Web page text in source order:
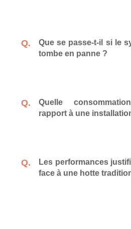
Que se passe-t-il si le
tombe en panne ?
Quelle
rapport à une
Les performances
face à une hotte